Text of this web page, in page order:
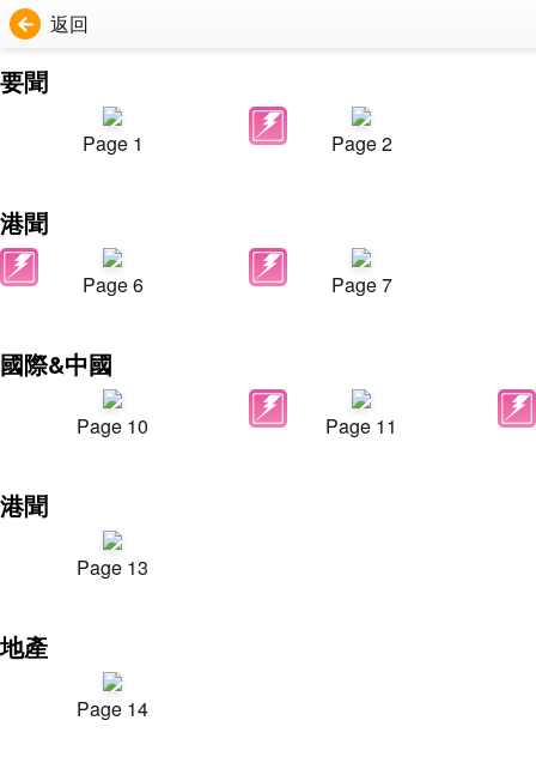
返回
要聞
Page 1 Page 2
港聞
Page 6 Page 7
國際&中國
Page 10 Page 11
港聞
Page 13
地產
Page 14